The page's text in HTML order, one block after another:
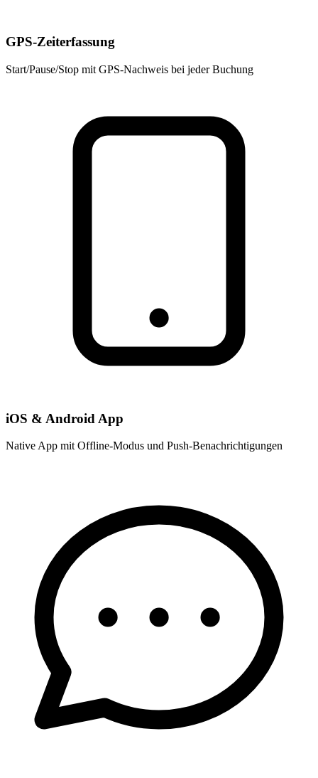
GPS-Zeiterfassung
Start/Pause/Stop mit GPS-Nachweis bei jeder Buchung
iOS & Android App
Native App mit Offline-Modus und Push-Benachrichtigungen